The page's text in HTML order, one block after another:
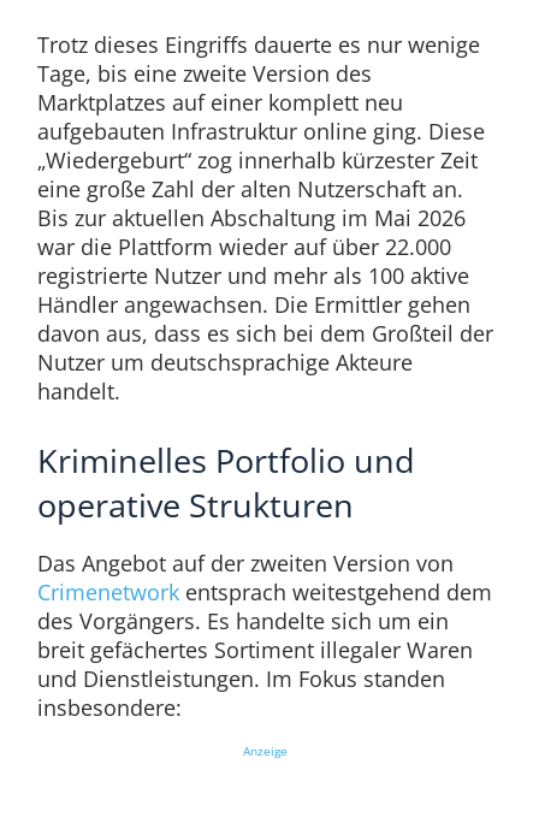
Trotz dieses Eingriffs dauerte es nur wenige
Tage, bis eine zweite Version des
Marktplatzes auf einer komplett neu
aufgebauten Infrastruktur online ging. Diese
„Wiedergeburt“ zog innerhalb kürzester Zeit
eine große Zahl der alten Nutzerschaft an.
Bis zur aktuellen Abschaltung im Mai 2026
war die Plattform wieder auf über 22.000
registrierte Nutzer und mehr als 100 aktive
Händler angewachsen. Die Ermittler gehen
davon aus, dass es sich bei dem Großteil der
Nutzer um deutschsprachige Akteure
handelt.
Kriminelles Portfolio und
operative Strukturen
Das Angebot auf der zweiten Version von
Crimenetworkentsprach weitestgehend dem
des Vorgängers. Es handelte sich um ein
breit gefächertes Sortiment illegaler Waren
und Dienstleistungen. Im Fokus standen
insbesondere:
Anzeige